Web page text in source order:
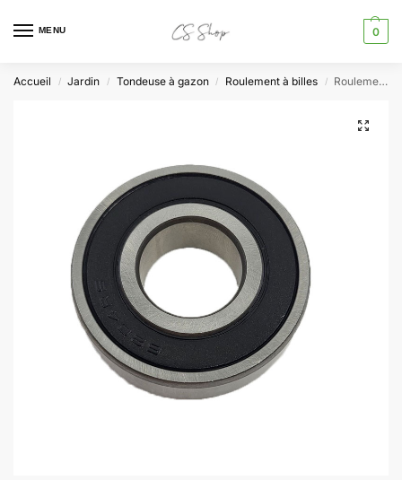
MENU 0
Accueil / Jardin / Tondeuse à gazon / Roulement à billes / Roulement 6204RS à billes